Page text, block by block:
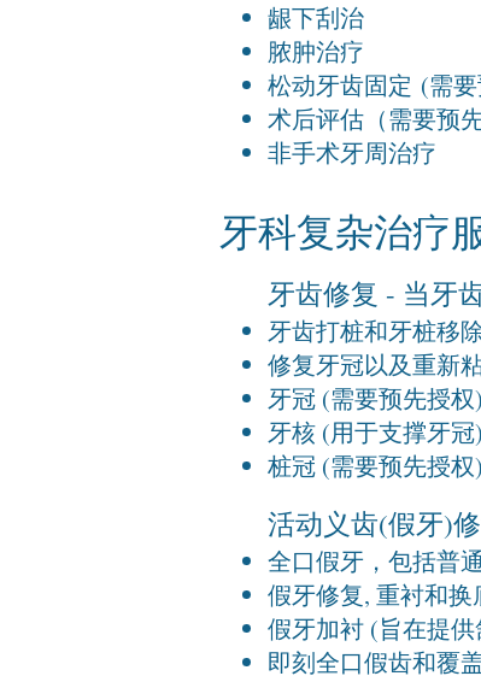
龈下刮治
脓肿治疗
松动牙齿固定 (需
术后评估（需要预先
非手术牙周治疗
牙科复杂治疗
牙齿修复 - 当牙
牙齿打桩和牙桩移
修复牙冠以及重新
牙冠 (需要预先授权)
牙核 (用于支撑牙
桩冠 (需要预先授权)
活动义齿(假牙)
全口假牙，包括普
假牙修复, 重衬和换
假牙加衬 (旨在提供
即刻全口假齿和覆